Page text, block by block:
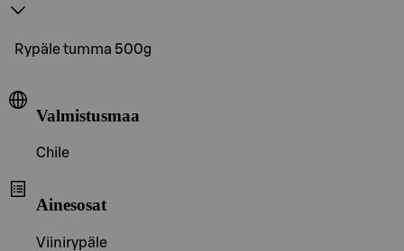
Rypäle tumma 500g
Valmistusmaa
Chile
Ainesosat
Viinirypäle